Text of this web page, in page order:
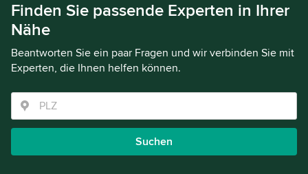
Finden Sie passende Experten in Ihrer
Nähe
Beantworten Sie ein paar Fragen und wir verbinden Sie mit
Experten, die Ihnen helfen können.
Suchen